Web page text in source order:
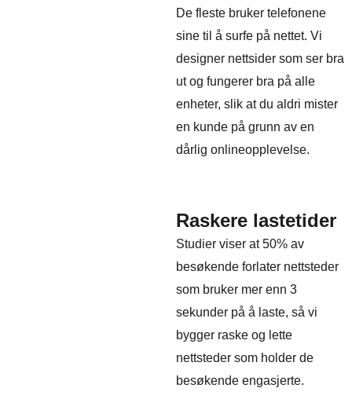
De fleste bruker telefonene
sine til å surfe på nettet. Vi
designer nettsider som ser bra
ut og fungerer bra på alle
enheter, slik at du aldri mister
en kunde på grunn av en
dårlig onlineopplevelse.
Raskere lastetider
Studier viser at 50% av
besøkende forlater nettsteder
som bruker mer enn 3
sekunder på å laste, så vi
bygger raske og lette
nettsteder som holder de
besøkende engasjerte.